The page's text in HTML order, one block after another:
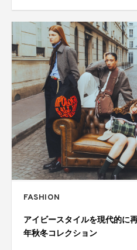
FASHION
アイビースタイルを現代的に
年秋冬コレクション